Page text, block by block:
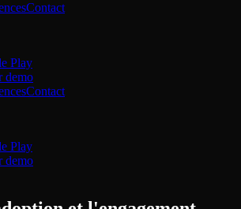
Contact
Play
demo
Contact
Play
demo